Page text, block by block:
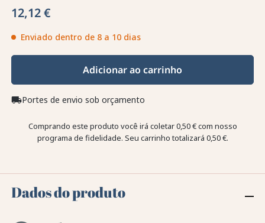
12,12 €
Enviado dentro de 8 a 10 dias
Adicionar ao carrinho
local_shippingPortes de envio sob orçamento
Comprando este produto você irá coletar0,50 €com nosso
programa de fidelidade. Seu carrinho totalizará 0,50 €.
Dados do produto